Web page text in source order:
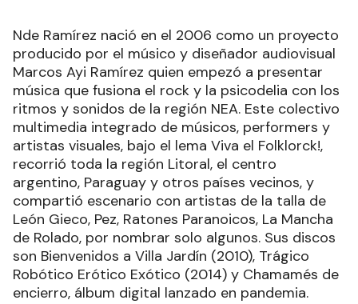
Nde Ramírez nació en el 2006 como un proyecto
producido por el músico y diseñador audiovisual
Marcos Ayi Ramírez quien empezó a presentar
música que fusiona el rock y la psicodelia con los
ritmos y sonidos de la región NEA. Este colectivo
multimedia integrado de músicos, performers y
artistas visuales, bajo el lema Viva el Folklorck!,
recorrió toda la región Litoral, el centro
argentino, Paraguay y otros países vecinos, y
compartió escenario con artistas de la talla de
León Gieco, Pez, Ratones Paranoicos, La Mancha
de Rolado, por nombrar solo algunos. Sus discos
son Bienvenidos a Villa Jardín (2010), Trágico
Robótico Erótico Exótico (2014) y Chamamés de
encierro, álbum digital lanzado en pandemia.